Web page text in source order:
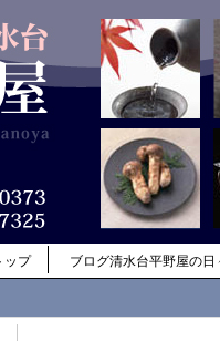
ップ ブログ清水台平野屋の日